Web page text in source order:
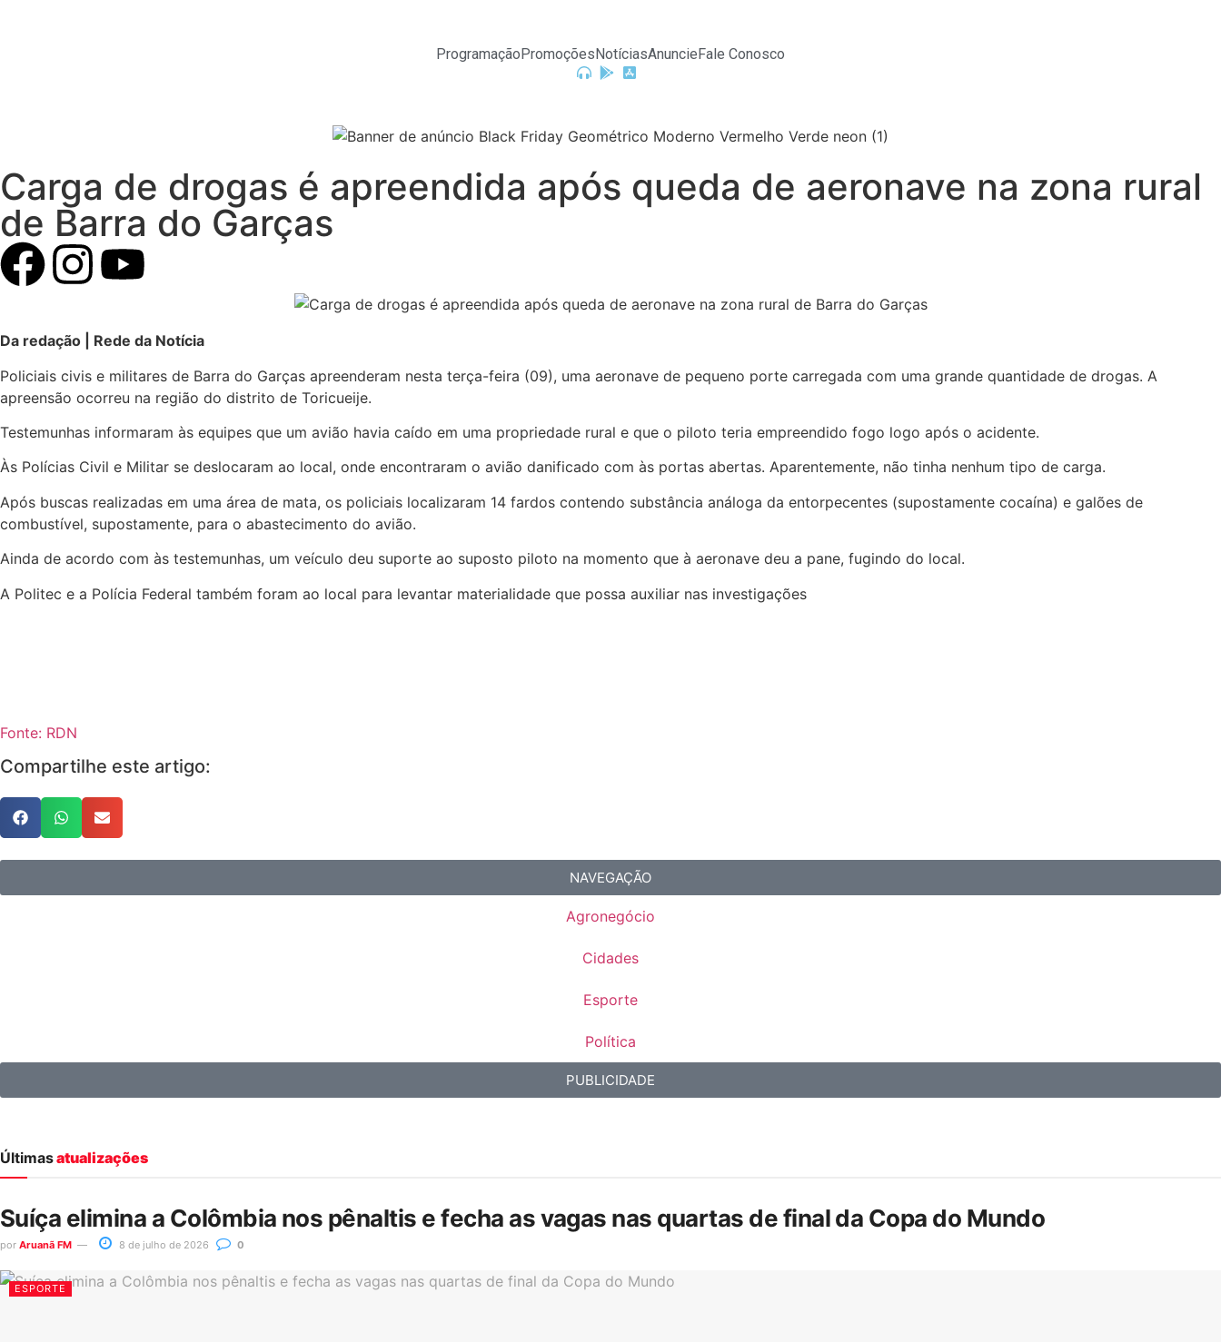
ProgramaçãoPromoçõesNotíciasAnuncieFale Conosco
Carga de drogas é apreendida após queda de aeronave na zona rural
de Barra do Garças
Da redação | Rede da Notícia
Policiais civis e militares de Barra do Garças apreenderam nesta terça-feira (09), uma aeronave de pequeno porte carregada com uma grande quantidade de drogas. A
apreensão ocorreu na região do distrito de Toricueije.
Testemunhas informaram às equipes que um avião havia caído em uma propriedade rural e que o piloto teria empreendido fogo logo após o acidente.
Às Polícias Civil e Militar se deslocaram ao local, onde encontraram o avião danificado com às portas abertas. Aparentemente, não tinha nenhum tipo de carga.
Após buscas realizadas em uma área de mata, os policiais localizaram 14 fardos contendo substância análoga da entorpecentes (supostamente cocaína) e galões de
combustível, supostamente, para o abastecimento do avião.
Ainda de acordo com às testemunhas, um veículo deu suporte ao suposto piloto na momento que à aeronave deu a pane, fugindo do local.
A Politec e a Polícia Federal também foram ao local para levantar materialidade que possa auxiliar nas investigações
Fonte: RDN
Compartilhe este artigo:
NAVEGAÇÃO
Agronegócio
Cidades
Esporte
Política
PUBLICIDADE
Últimasatualizações
Suíça elimina a Colômbia nos pênaltis e fecha as vagas nas quartas de final da Copa do Mundo
por Aruanã FM 8 de julho de 2026 0
ESPORTE